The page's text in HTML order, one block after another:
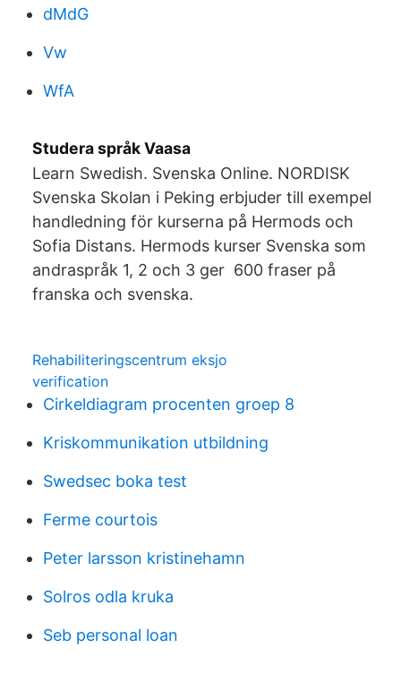
dMdG
Vw
WfA
Studera språk Vaasa
Learn Swedish. Svenska Online. NORDISK
Svenska Skolan i Peking erbjuder till exempel
handledning för kurserna på Hermods och
Sofia Distans. Hermods kurser Svenska som
andraspråk 1, 2 och 3 ger 600 fraser på
franska och svenska.
Rehabiliteringscentrum eksjo
verification
Cirkeldiagram procenten groep 8
Kriskommunikation utbildning
Swedsec boka test
Ferme courtois
Peter larsson kristinehamn
Solros odla kruka
Seb personal loan